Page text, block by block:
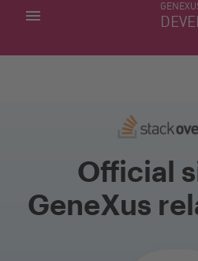
MINHAS APLICACÕES
Official
GeneXus